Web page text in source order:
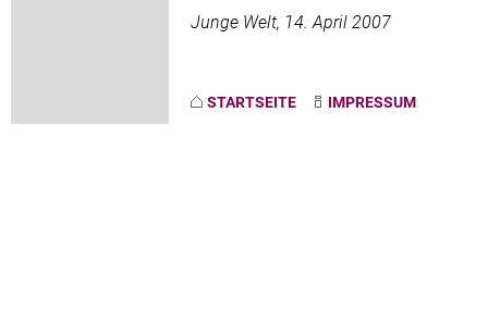
Junge Welt, 14. April 2007
STARTSEITE IMPRESSUM